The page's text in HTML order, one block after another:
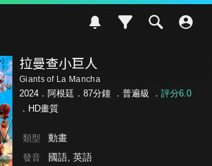
拉曼查小巨人
Giants of La Mancha
2024．阿根廷．87分鐘 ． 普遍級 ． 評分6.0
．HD畫質
類型 動畫
發音 國語, 英語